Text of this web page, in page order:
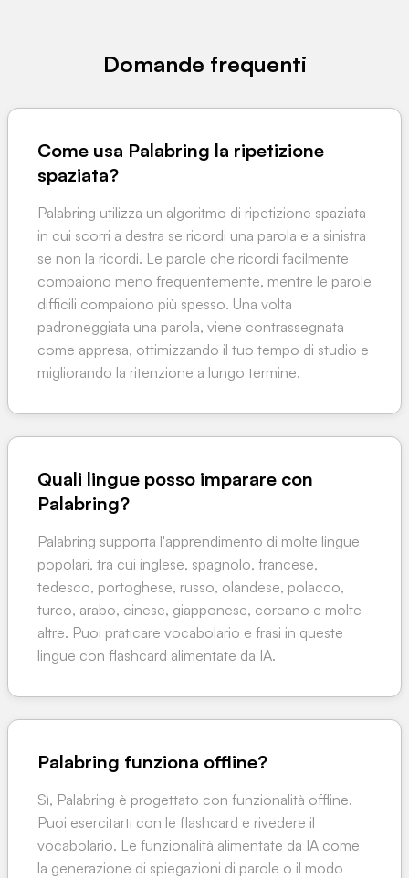
Domande frequenti
Come usa Palabring la ripetizione
spaziata?
Palabring utilizza un algoritmo di ripetizione spaziata
in cui scorri a destra se ricordi una parola e a sinistra
se non la ricordi. Le parole che ricordi facilmente
compaiono meno frequentemente, mentre le parole
difficili compaiono più spesso. Una volta
padroneggiata una parola, viene contrassegnata
come appresa, ottimizzando il tuo tempo di studio e
migliorando la ritenzione a lungo termine.
Quali lingue posso imparare con
Palabring?
Palabring supporta l'apprendimento di molte lingue
popolari, tra cui inglese, spagnolo, francese,
tedesco, portoghese, russo, olandese, polacco,
turco, arabo, cinese, giapponese, coreano e molte
altre. Puoi praticare vocabolario e frasi in queste
lingue con flashcard alimentate da IA.
Palabring funziona offline?
Sì, Palabring è progettato con funzionalità offline.
Puoi esercitarti con le flashcard e rivedere il
vocabolario. Le funzionalità alimentate da IA come
la generazione di spiegazioni di parole o il modo